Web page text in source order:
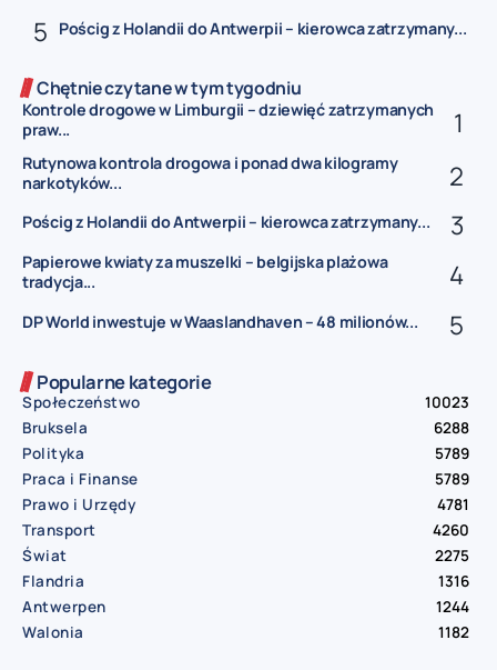
Pościg z Holandii do Antwerpii – kierowca zatrzymany...
Chętnie czytane w tym tygodniu
Kontrole drogowe w Limburgii – dziewięć zatrzymanych
praw...
Rutynowa kontrola drogowa i ponad dwa kilogramy
narkotyków...
Pościg z Holandii do Antwerpii – kierowca zatrzymany...
Papierowe kwiaty za muszelki – belgijska plażowa
tradycja...
DP World inwestuje w Waaslandhaven – 48 milionów...
Popularne kategorie
Społeczeństwo
10023
Bruksela
6288
Polityka
5789
Praca i Finanse
5789
Prawo i Urzędy
4781
Transport
4260
Świat
2275
Flandria
1316
Antwerpen
1244
Walonia
1182